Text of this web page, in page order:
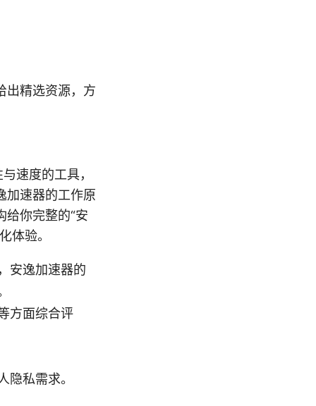
出精选资源，方
速度的工具，
加速器的工作原
给你完整的“安
体验。
安逸加速器的
方面综合评
私需求。